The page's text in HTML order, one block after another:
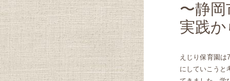
〜静
実践
えじり保育園は
にしていこうと